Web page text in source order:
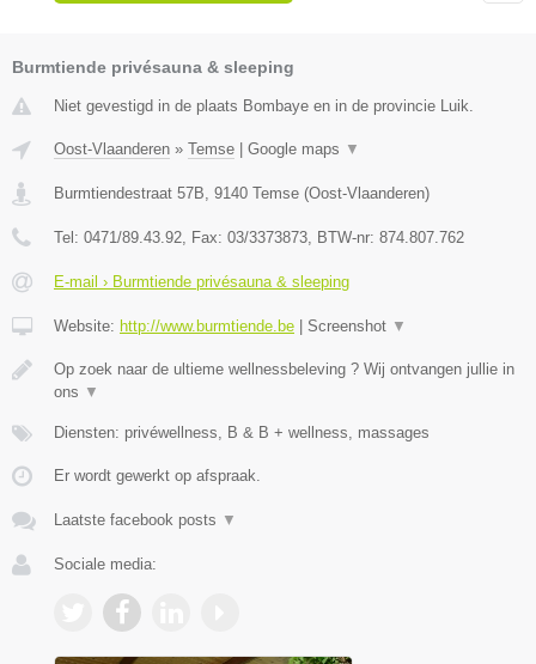
Burmtiende privésauna & sleeping
Niet gevestigd in de plaats Bombaye en in de provincie Luik.
Oost-Vlaanderen » Temse Google maps ▼
Burmtiendestraat 57B 9140 Temse (Oost-Vlaanderen)
Tel: 0471/89.43.92 , Fax: 03/3373873 , BTW-nr: 874.807.762
E-mail › Burmtiende privésauna & sleeping
Website: http://www.burmtiende.be Screenshot ▼
Op zoek naar de ultieme wellnessbeleving ? Wij ontvangen jullie in
ons ▼
Diensten: privéwellness, B & B + wellness, massages
Er wordt gewerkt op afspraak.
Laatste facebook posts ▼
Sociale media: